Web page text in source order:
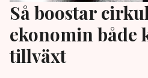
Så boostar
ekonomin både
tillväxt